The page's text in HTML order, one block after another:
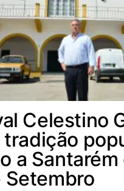
Celestino
a
Setembro